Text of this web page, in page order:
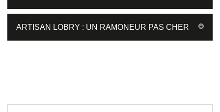
ARTISAN LOBRY : UN RAMONEUR PAS CHER